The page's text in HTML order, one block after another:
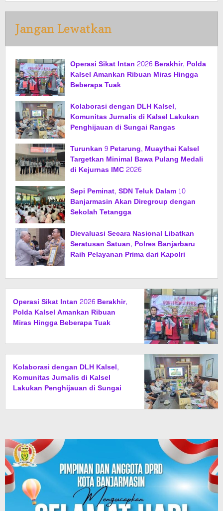
Jangan Lewatkan
Operasi Sikat Intan 2026 Berakhir, Polda
Kalsel Amankan Ribuan Miras Hingga
Beberapa Tuak
Kolaborasi dengan DLH Kalsel,
Komunitas Jurnalis di Kalsel Lakukan
Penghijauan di Sungai Rangas
Turunkan 9 Petarung, Muaythai Kalsel
Targetkan Minimal Bawa Pulang Medali
di Kejurnas IMC 2026
Sepi Peminat, SDN Teluk Dalam 10
Banjarmasin Akan Diregroup dengan
Sekolah Tetangga
Dievaluasi Secara Nasional Libatkan
Seratusan Satuan, Polres Banjarbaru
Raih Pelayanan Prima dari Kapolri
Operasi Sikat Intan 2026 Berakhir,
Polda Kalsel Amankan Ribuan
Miras Hingga Beberapa Tuak
Kolaborasi dengan DLH Kalsel,
Komunitas Jurnalis di Kalsel
Lakukan Penghijauan di Sungai